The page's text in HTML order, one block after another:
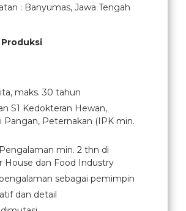
: Banyumas, Jawa Tengah
maks. 30 tahun
S1 Kedokteran Hewan,
Pangan, Peternakan (IPK min.
min. 2 thn di
House dan Food Industry
sebagai pemimpin
dan detail